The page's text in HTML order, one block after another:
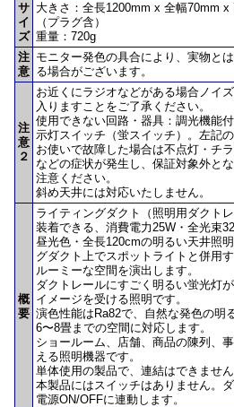
サ
イ
ズ
大きさ：全長1200mm x 全幅70mm x
（プラグ含）
重量：720g
注
意
モニター発色の具合により、実物と
る場合がございます。
注
意
２
お近くにラジオなどがある場合ノイ
入りますことをご了承ください。
使用できない回路・器具：調光機能
示灯スイッチ（蛍スイッチ）。左記
お使いで故障した場合は不点灯・チ
などの症状が発生し、保証対象外と
注意ください。
斜め天井には対応いたしません。
概
要
ライティングダクト（照明用ダクト
装着できる、消費電力25W・全光束
昼光色・全長120cmの明るい天井照
グダクト上でスポットライトと併用す
ルーミーな空間を演出します。
ダクトレールにすごく明るい蛍光灯
イメージを受ける照明です。
演色性能はRa82で、自然な発色の明
6〜8畳までの空間に対応します。
ショールーム、店舗、商品の陳列、
える照明機器です。
単体使用の製品で、連結はできません
本製品にはスイッチはありません。
電源ON/OFFに連動します。